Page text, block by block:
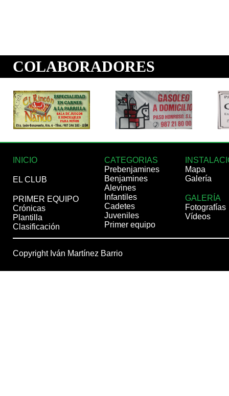
INICIO
EL CLUB
PRIMER EQUIPO
Crónicas
Plantilla
Clasificación
CATEGORIAS
Prebenjamines
Benjamines
Alevines
Infantiles
Cadetes
Juveniles
Primer equipo
Mapa
Galería
GALERÍA
Fotografías
Vídeos
Copyright Iván Martínez Barrio